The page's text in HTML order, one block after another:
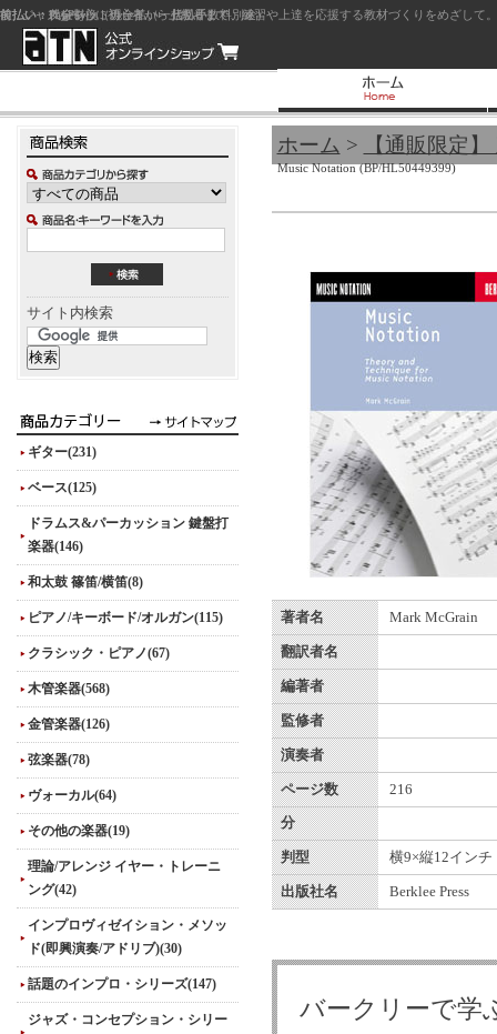
ジャズを中心に初心者から上級者まで、練習や上達を応援する教材づくりをめざし
サイト内検索
ギター(231)
ベース(125)
ドラムス&パーカッション 鍵盤打
楽器(146)
和太鼓 篠笛/横笛(8)
ピアノ/キーボード/オルガン(115)
クラシック・ピアノ(67)
木管楽器(568)
金管楽器(126)
弦楽器(78)
ヴォーカル(64)
その他の楽器(19)
理論/アレンジ イヤー・トレーニ
ング(42)
インプロヴィゼイション・メソッ
ド(即興演奏/アドリブ)(30)
話題のインプロ・シリーズ(147)
ジャズ・コンセプション・シリー
ホーム > 【通販限定
Music Notation (BP/HL50449399)
著者名 Mark McGrain
翻訳者名
編著者
監修者
演奏者
ページ数 216
分
判型 横9×縦12インチ
出版社名 Berklee Press
バークリーで学
前払い：クレジットカード（一括払い）
後払い：代金引換（現金払い・代引手数料別途）
前払い：PayPay